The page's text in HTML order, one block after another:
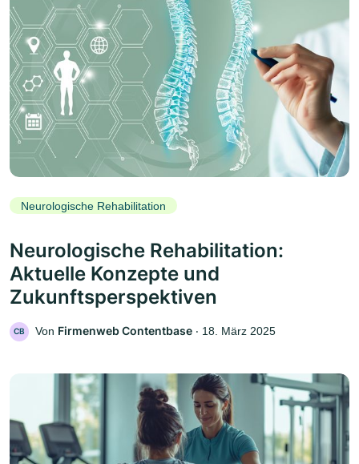
Neurologische Rehabilitation
Neurologische Rehabilitation:
Aktuelle Konzepte und
Zukunftsperspektiven
CB Von Firmenweb Contentbase ‧ 18. März 2025